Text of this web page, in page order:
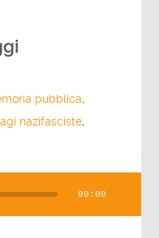
pubblica,
nazifasciste,
00:00